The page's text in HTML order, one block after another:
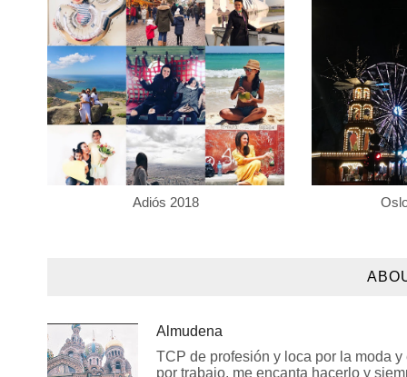
Adiós 2018
Almudena
TCP de profesión y loca por la moda
por trabajo, me encanta hacerlo y